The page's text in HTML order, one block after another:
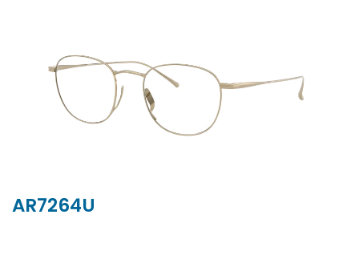
AR7264U